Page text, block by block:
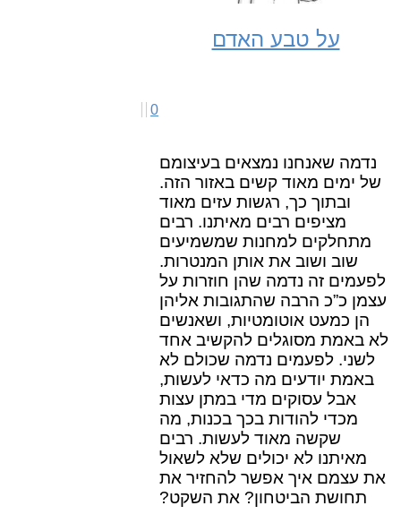
על טבע האדם
0
נדמה שאנחנו נמצאים בעיצומם
של ימים מאוד קשים באזור הזה.
ובתוך כך, רגשות עזים מאוד
מציפים רבים מאיתנו. רבים
מתחלקים למחנות שמשמיעים
שוב ושוב את אותן המנטרות.
לפעמים זה נדמה שהן חוזרות על
עצמן כ”כ הרבה שהתגובות אליהן
הן כמעט אוטומטיות, ושאנשים
לא באמת מסוגלים להקשיב אחד
לשני. לפעמים נדמה שכולם לא
באמת יודעים מה כדאי לעשות,
אבל עסוקים מדי במתן עצות
מכדי להודות בכך בכנות, מה
שקשה מאוד לעשות. רבים
מאיתנו לא יכולים שלא לשאול
את עצמם איך אפשר להחזיר את
תחושת הביטחון? את השקט?